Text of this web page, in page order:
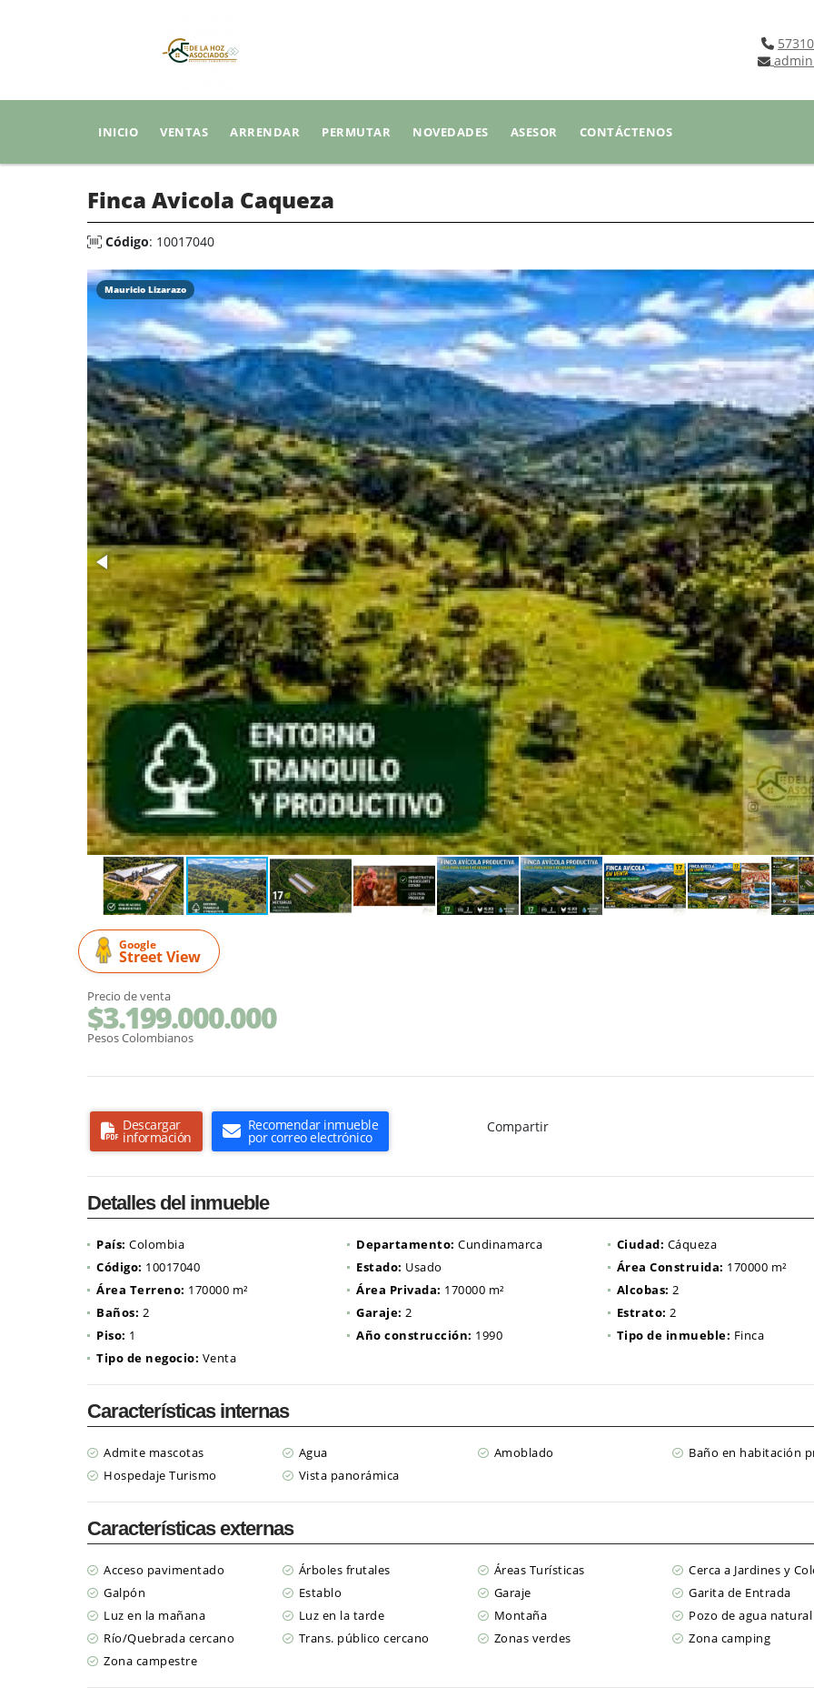
INICIO VENTAS ARRENDAR PERMUTAR NOVEDADES ASESOR CONTÁCTENOS
Finca Avicola Caqueza
Código: 10017040
Mauricio Lizarazo
Google
Street View
Precio de venta
$3.199.000.000
Pesos Colombianos
Descargar
información
Recomendar inmueble
por correo electrónico
Compartir
Detalles del inmueble
País: Colombia Departamento: Cundinamarca Ciudad: Cáqueza
Código: 10017040 Estado: Usado Área Construida: 170000 m²
Área Terreno: 170000 m² Área Privada: 170000 m² Alcobas: 2
Baños: 2 Garaje: 2 Estrato: 2
Piso: 1 Año construcción: 1990 Tipo de inmueble: Finca
Tipo de negocio: Venta
Características internas
Admite mascotas Agua Amoblado
Baño en habitación
Hospedaje Turismo
Vista panorámica
Características externas
Acceso pavimentado Árboles frutales Áreas Turísticas
Cerca a Jardines y
Galpón
Establo Garaje
Garita de Entrada
Luz en la mañana
Luz en la tarde Montaña
Pozo de agua natural
Río/Quebrada cercano
Trans. público cercano Zonas verdes
Zona camping
Zona campestre